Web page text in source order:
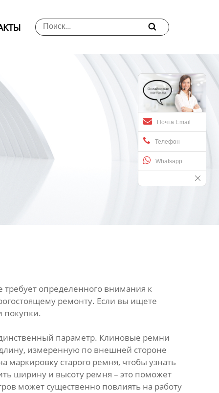

Почта Email
Телефон
Whatsapp
требует определенного внимания к
ремонту. Если вы ищете
покупки.
параметр. Клиновые ремни
измеренную по внешней стороне
старого ремня, чтобы узнать
ширину и высоту ремня – это поможет
может существенно повлиять на работу